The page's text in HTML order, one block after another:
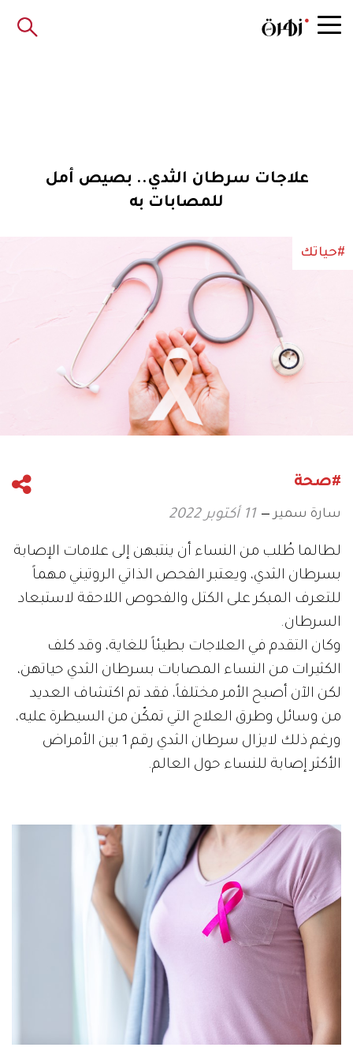
علاجات سرطان الثدي.. بصيص أمل
للمصابات به
#حياتك
#صحة
سارة سمير 11 أكتوبر 2022
لطالما طُلب من النساء أن ينتبهن إلى علامات الإصابة
بسرطان الثدي، ويعتبر الفحص الذاتي الروتيني مهماً
للتعرف المبكر على الكتل والفحوص اللاحقة لاستبعاد
السرطان.
وكان التقدم في العلاجات بطيئاً للغاية، وقد كلف
الكثيرات من النساء المصابات بسرطان الثدي حياتهن،
لكن الآن أصبح الأمر مختلفاً، فقد تم اكتشاف العديد
من وسائل وطرق العلاج التي تمكّن من السيطرة عليه،
ورغم ذلك لايزال سرطان الثدي رقم 1 بين الأمراض
الأكثر إصابة للنساء حول العالم.